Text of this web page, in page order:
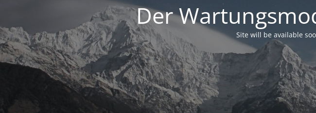
Der
Site will be available